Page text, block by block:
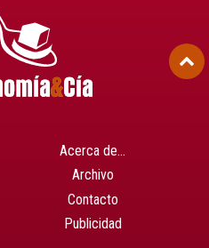
Acerca de…
Archivo
Contacto
Publicidad